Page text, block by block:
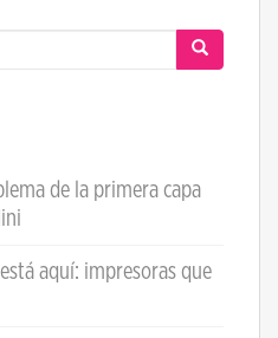
de la primera capa
aquí: impresoras que